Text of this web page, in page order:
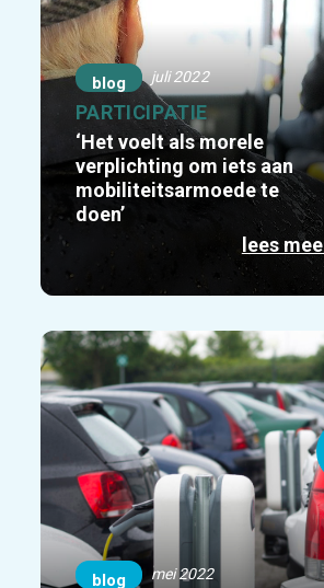
blog juli 2022
PARTICIPATIE
‘Het voelt als morele
verplichting om iets aan
mobiliteitsarmoede te
doen’
lees
blog mei 2022